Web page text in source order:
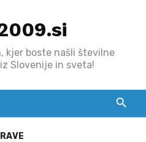
kjer boste našli številne
Slovenije in sveta!